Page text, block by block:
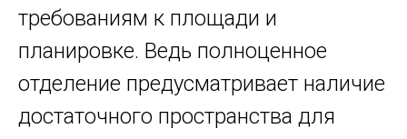
требованиям к площади и
планировке. Ведь полноценное
отделение предусматривает наличие
достаточного пространства для